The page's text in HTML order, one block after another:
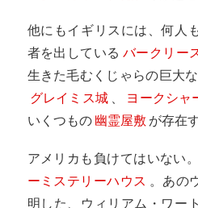
他にもイギリスには、何人
者を出している バークリー
生きた毛むくじゃらの巨大な
グレイミス城
ヨークシャ
いくつもの 幽霊屋敷 が存在
アメリカも負けてはいない。
ーミステリーハウス 。あの
明した、ウィリアム・ワー